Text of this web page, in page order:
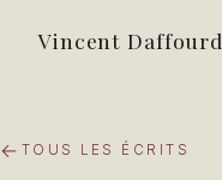
Vincent Daffourd
TOUS LES ÉCRITS